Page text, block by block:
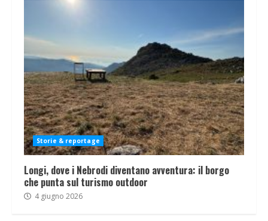
Storie & reportage
Longi, dove i Nebrodi diventano avventura: il borgo
che punta sul turismo outdoor
4 giugno 2026